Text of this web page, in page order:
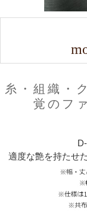
糸・組織・
覚のフ
適度な艶を持たせ